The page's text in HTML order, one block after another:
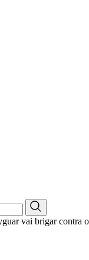
vai brigar contra